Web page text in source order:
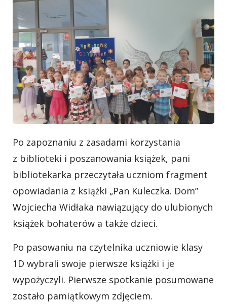
Po zapoznaniu z zasadami korzystania
z biblioteki i poszanowania książek, pani
bibliotekarka przeczytała uczniom fragment
opowiadania z książki „Pan Kuleczka. Dom”
Wojciecha Widłaka nawiązujący do ulubionych
książek bohaterów a także dzieci.
Po pasowaniu na czytelnika uczniowie klasy
1D wybrali swoje pierwsze książki i je
wypożyczyli. Pierwsze spotkanie posumowane
zostało pamiątkowym zdjęciem.